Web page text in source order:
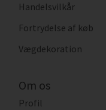
Handelsvilkår
Fortrydelse af køb
Vægdekoration
Om os
Profil